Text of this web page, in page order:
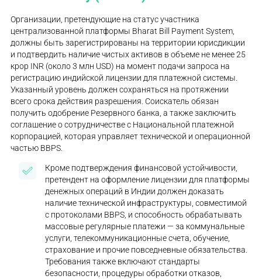
Организации, претендующие на статус участника
централизованной платформы Bharat Bill Payment System,
должны быть зарегистрированы на территории юрисдикции
и подтвердить наличие чистых активов в объеме не менее 25
крор INR (около 3 млн USD) на момент подачи запроса на
регистрацию индийской лицензии для платежной системы.
Указанный уровень должен сохраняться на протяжении
всего срока действия разрешения. Соискатель обязан
получить одобрение Резервного банка, а также заключить
соглашение о сотрудничестве с Национальной платежной
корпорацией, которая управляет технической и операционной
частью BBPS.
Кроме подтверждения финансовой устойчивости,
претендент на оформление лицензии для платформы
денежных операций в Индии должен доказать
наличие технической инфраструктуры, совместимой
с протоколами BBPS, и способность обрабатывать
массовые регулярные платежи — за коммунальные
услуги, телекоммуникационные счета, обучение,
страхование и прочие повседневные обязательства.
Требования также включают стандарты
безопасности, процедуры обработки отказов,